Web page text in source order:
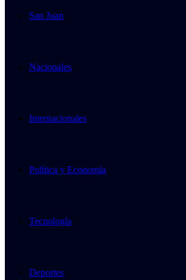
San Juan
Nacionales
Internacionales
Política y Economía
Tecnología
Deportes